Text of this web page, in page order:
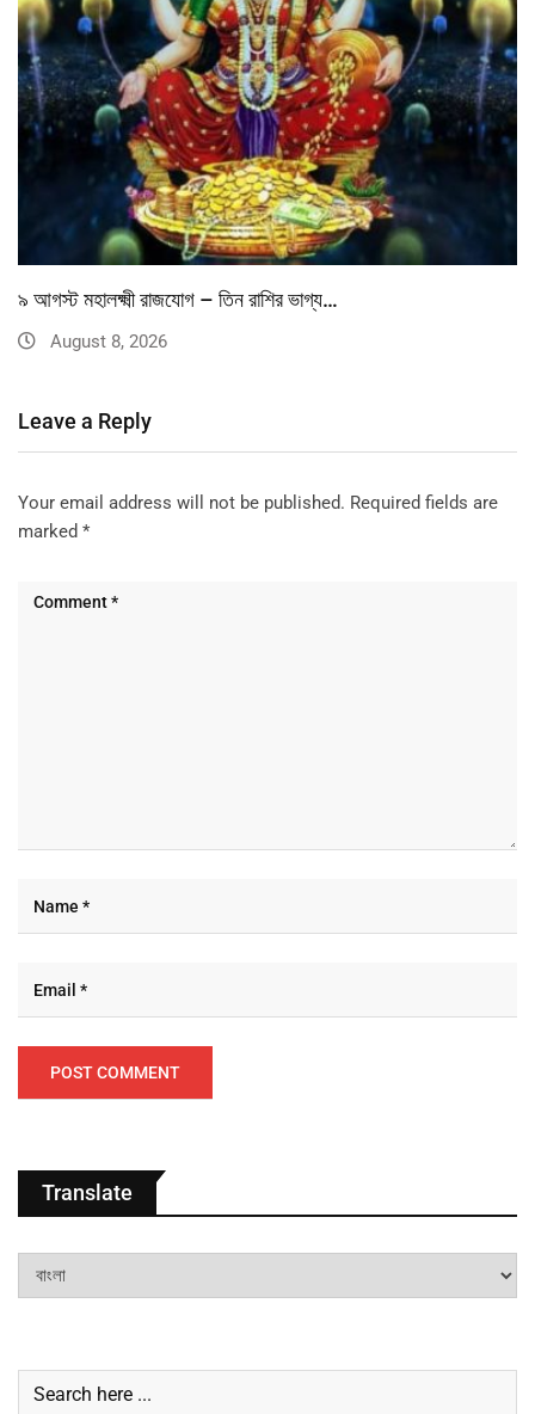
৯ আগস্ট মহালক্ষ্মী রাজযোগ – তিন রাশির ভাগ্য…
August 8, 2026
Leave a Reply
Your email address will not be published. Required fields are
marked *
Translate